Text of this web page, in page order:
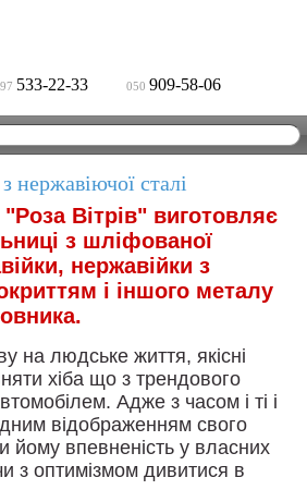
533-22-33 050 909-58-06
нержавіючої сталі
"Роза Вітрів" виготовляє
з шліфованої
, нержавійки з
і іншого металу
.
на людське життя, якісні
хіба що з трендового
. Адже з часом і ті і
відображенням свого
йому впевненість у власних
з оптимізмом дивитися в